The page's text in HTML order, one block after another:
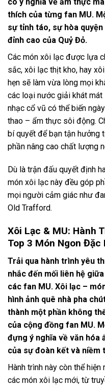
thích của từng fan MU.
sự tỉnh táo, sự hòa
đỉnh cao của Quỷ Đỏ.
Các món xôi lạc được lựa
sắc, xôi lạc thịt kho, hay
hẹn sẽ làm vừa lòng mọi
các loại nước giải khát mát
nhạc cổ vũ có thể biến
thao – ẩm thực sôi động.
bí quyết để bạn tận hưởng
phần nâng cao chất lượng
Dù là trận đấu quyết định
món xôi lạc này đều góp
mọi người cảm giác như
Old Trafford.
Xôi Lạc & MU: Hành
Top 3 Món Ngon Đặc
Trải qua hành trình yêu
nhắc đến mối liên hệ
các fan MU. Xôi lạc –
hình ảnh quê nhà pha
thành một phần không
của cộng đồng fan MU.
đựng ý nghĩa về văn hóa
của sự đoàn kết và niềm
Hành trình này còn thể
các món xôi lạc mới, từ